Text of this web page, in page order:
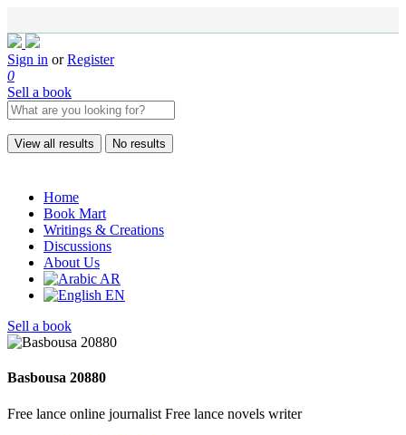
Sign in or Register
0
Sell a book
View all results No results
Home
Book Mart
Writings & Creations
Discussions
About Us
AR
EN
Sell a book
Basbousa 20880
Free lance online journalist Free lance novels writer